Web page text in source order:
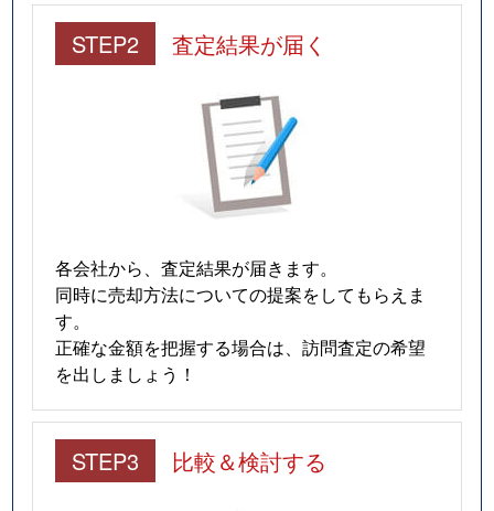
STEP2 査定結果が届く
各会社から、査定結果が届きます。
同時に売却方法についての提案をしてもらえま
す。
正確な金額を把握する場合は、訪問査定の希望
を出しましょう！
STEP3 比較＆検討する